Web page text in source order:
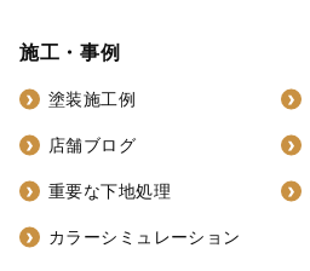
施工・事例
塗装施工例
店舗ブログ
重要な下地処理
カラーシミュレーション